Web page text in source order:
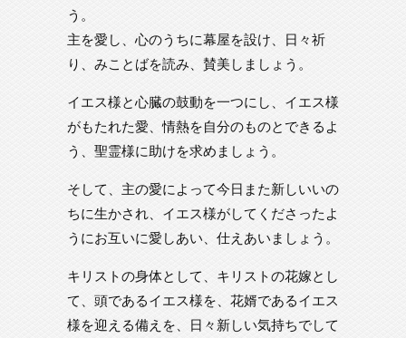
う。
主を愛し、心のうちに幕屋を設け、日々祈
り、みことばを読み、賛美しましょう。
イエス様と心臓の鼓動を一つにし、イエス様
がもたれた愛、情熱を自分のものとできるよ
う、聖霊様に助けを求めましょう。
そして、主の愛によって今日また新しいいの
ちに生かされ、イエス様がしてくださったよ
うにお互いに愛しあい、仕えあいましょう。
キリストの身体として、キリストの花嫁とし
て、頭であるイエス様を、花婿であるイエス
様を迎える備えを、日々新しい気持ちでして